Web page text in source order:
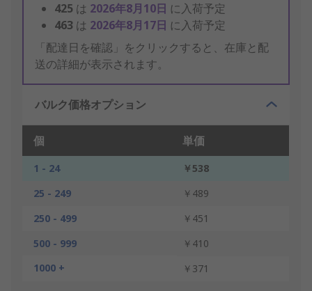
425 は 2026年8月10日 に入荷予定
463 は 2026年8月17日 に入荷予定
「配達日を確認」をクリックすると、在庫と配
送の詳細が表示されます。
バルク価格オプション
個 単価
1 - 24
￥538
25 - 249
￥489
250 - 499
￥451
500 - 999
￥410
1000 +
￥371